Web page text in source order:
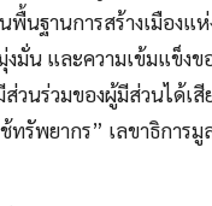
นฐานการสร้างเมืองแห่
มั่น และความเข้มแข็งข
วนร่วมของผู้มีส่วนได้เสี
ทรัพยากร” เลขาธิการ